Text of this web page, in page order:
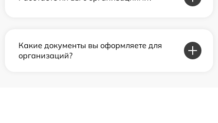
Какие документы вы оформляете для
организаций?